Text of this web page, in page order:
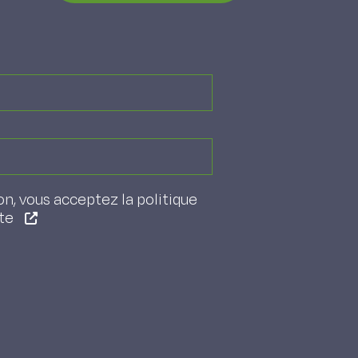
vous acceptez la politique